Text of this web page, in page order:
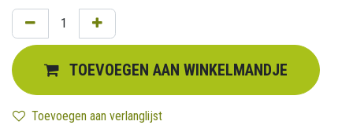
TOEVOEGEN AAN WINKELMANDJE
Toevoegen aan verlanglijst